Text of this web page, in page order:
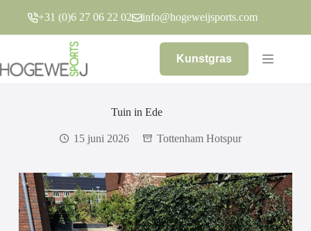
+31 (0)6 27 06 22 02 info@hogeweijsports.com
Kunstgras
Tuin in Ede
15 juni 2026 Tottenham Hotspur